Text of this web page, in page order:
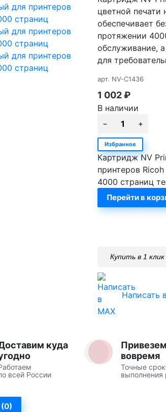
цветной печати
обеспечивает
протяжении
обслуживание,
для
арт. NV-C1436
1 002₽
В наличии
Избранное
Картридж NV
принтеров
4000 страниц
Перейти в
Купить в 1 клик
Написать
куда
всей России
Привезем
вовремя
Точные
выполнения